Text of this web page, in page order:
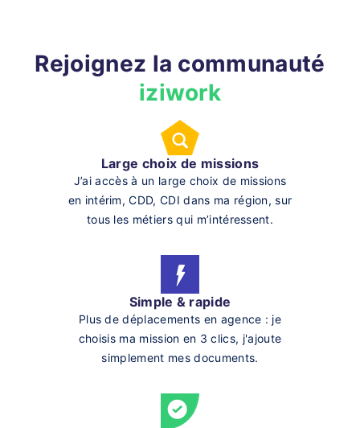
Rejoignez la communauté
iziwork
Large choix de missions
J’ai accès à un large choix de missions
en intérim, CDD, CDI dans ma région, sur
tous les métiers qui m’intéressent.
Simple & rapide
Plus de déplacements en agence : je
choisis ma mission en 3 clics, j'ajoute
simplement mes documents.